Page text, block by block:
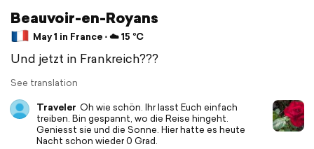
Beauvoir-en-Royans
May 1 in France ⋅ ☁️ 15 °C
Und jetzt in Frankreich???
See translation
Traveler Oh wie schön. Ihr lasst Euch einfach
treiben. Bin gespannt, wo die Reise hingeht.
Geniesst sie und die Sonne. Hier hatte es heute
Nacht schon wieder 0 Grad.